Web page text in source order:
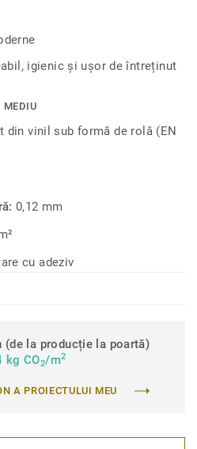
armonizate.
igienic și ușor de întreținut
MEDIU
din vinil sub formă de rolă (EN
0,12 mm
cu adeziv
(de la producție la poartă)
kg CO2/m2
A PROIECTULUI MEU